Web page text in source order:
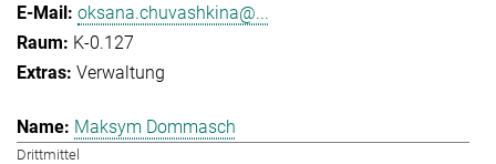
oksana.chuvashkina@...
K-0.127
Verwaltung
Maksym Dommasch
Drittmittel